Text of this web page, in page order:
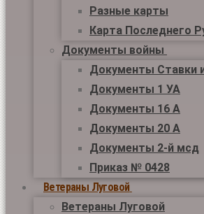
Разные карты
Карта Последнего
Документы войны
Документы Ставки
Документы 1 УА
Документы 16 А
Документы 20 А
Документы 2-й мсд
Приказ № 0428
Ветераны Луговой
Ветераны Луговой